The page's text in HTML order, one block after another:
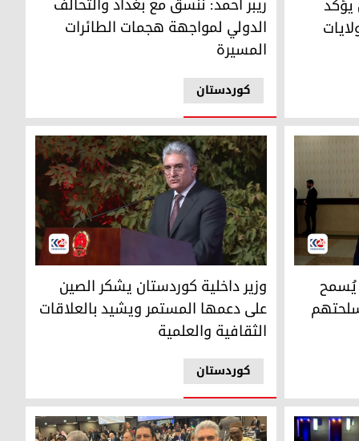
کوردستان
الدولي لمواجهة هجمات الطائرات
المسيرة
ريبر أحمد يُسمح وزير الداخلية في حكومة إقليم كوردستان ريبر أحمد
کوردستان
وزير داخلية كوردستان يشكر الصين
على دعمها المستمر ويشيد بالعلاقات
الثقافية والعلمية